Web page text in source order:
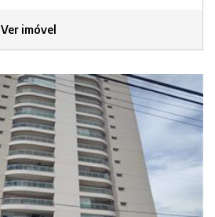
Ver imóvel